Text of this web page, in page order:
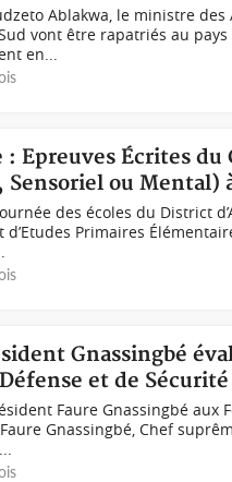
Ablakwa, le ministre
vont être rapatriés au
en...
Epreuves Écrites du
Sensoriel ou Mental)
des écoles du District
Primaires
Gnassingbé
et de Sécurité
Faure Gnassingbé aux
Gnassingbé, Chef